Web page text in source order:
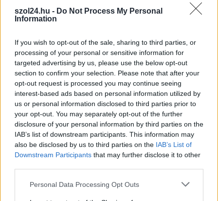
szol24.hu - Do Not Process My Personal
Information
If you wish to opt-out of the sale, sharing to third parties, or
processing of your personal or sensitive information for
targeted advertising by us, please use the below opt-out
section to confirm your selection. Please note that after your
opt-out request is processed you may continue seeing
interest-based ads based on personal information utilized by
us or personal information disclosed to third parties prior to
your opt-out. You may separately opt-out of the further
disclosure of your personal information by third parties on the
IAB’s list of downstream participants. This information may
also be disclosed by us to third parties on the IAB’s List of
Downstream Participants that may further disclose it to other
Please note that this website/app uses one or more Google
Personal Data Processing Opt Outs
végére úgy néz ki, hogy elkészülhet. Hogy ki fogja majd
üzemeltetni a létesítményt, még nem tudni, ahogy azt sem
TOVÁBB OLVASOM
Szolnok művár, Szolnok,vár látogatóközpont